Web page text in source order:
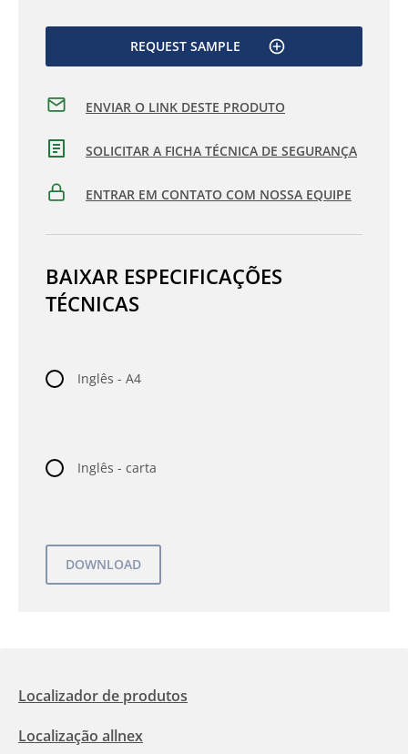
REQUEST SAMPLE
ENVIAR O LINK DESTE PRODUTO
SOLICITAR A FICHA TÉCNICA DE SEGURANÇA
ENTRAR EM CONTATO COM NOSSA EQUIPE
BAIXAR ESPECIFICAÇÕES
TÉCNICAS
Inglês - A4
Inglês - carta
Localizador de produtos
Localização allnex